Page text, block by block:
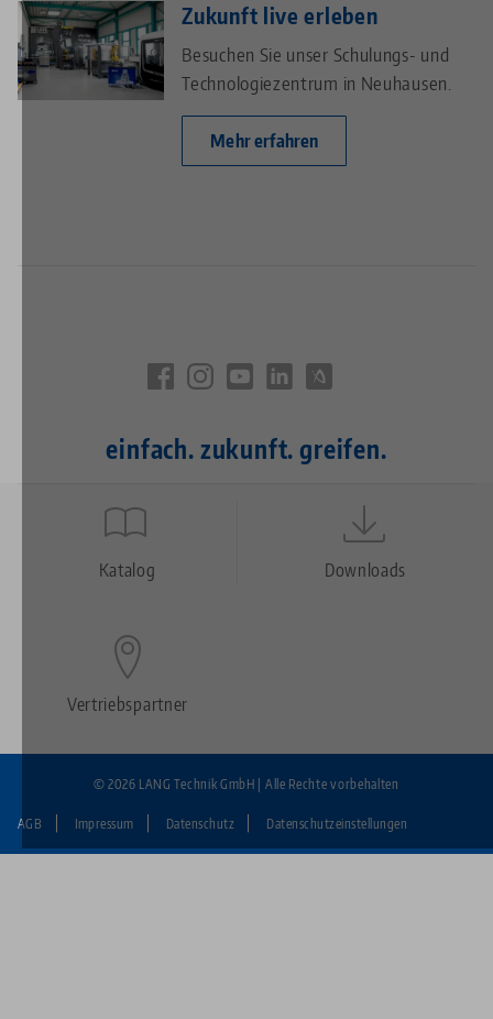
Zukunft live erleben
Besuchen Sie unser Schulungs- und
Technologiezentrum in Neuhausen.
Mehr erfahren
einfach. zukunft. greifen.
Quicklinks
Katalog Downloads
Vertriebspartner
Fußzeile:
AGB Impressum Datenschutz Datenschutzeinstellungen
© 2026 LANG Technik GmbH | Alle Rechte vorbehalten